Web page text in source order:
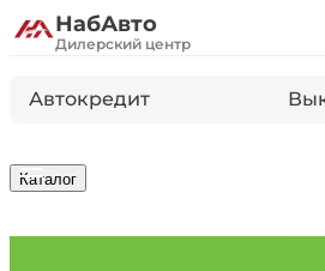
НабАвто
Дилерский центр
Автокредит
Каталог